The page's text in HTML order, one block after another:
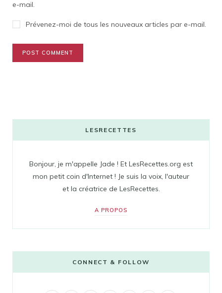
e-mail.
Prévenez-moi de tous les nouveaux articles par e-mail.
LESRECETTES
Bonjour, je m'appelle Jade ! Et LesRecettes.org est
mon petit coin d'Internet ! Je suis la voix, l'auteur
et la créatrice de LesRecettes.
A PROPOS
CONNECT & FOLLOW